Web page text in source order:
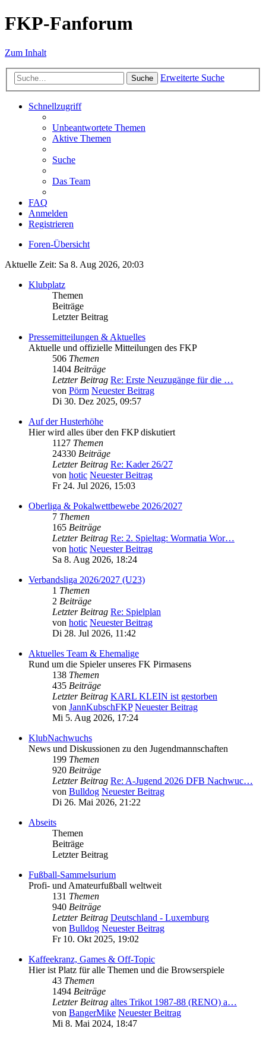
FKP-Fanforum
Zum Inhalt
Suche Erweiterte Suche
Schnellzugriff
Unbeantwortete Themen
Aktive Themen
Suche
Das Team
FAQ
Anmelden
Registrieren
Foren-Übersicht
Aktuelle Zeit: Sa 8. Aug 2026, 20:03
Klubplatz
Themen
Beiträge
Letzter Beitrag
Pressemitteilungen & Aktuelles
Aktuelle und offizielle Mitteilungen des FKP
506 Themen
1404 Beiträge
Letzter Beitrag Re: Erste Neuzugänge für die …
von Pörm Neuester Beitrag
Di 30. Dez 2025, 09:57
Auf der Husterhöhe
Hier wird alles über den FKP diskutiert
1127 Themen
24330 Beiträge
Letzter Beitrag Re: Kader 26/27
von hotic Neuester Beitrag
Fr 24. Jul 2026, 15:03
Oberliga & Pokalwettbewebe 2026/2027
7 Themen
165 Beiträge
Letzter Beitrag Re: 2. Spieltag: Wormatia Wor…
von hotic Neuester Beitrag
Sa 8. Aug 2026, 18:24
Verbandsliga 2026/2027 (U23)
1 Themen
2 Beiträge
Letzter Beitrag Re: Spielplan
von hotic Neuester Beitrag
Di 28. Jul 2026, 11:42
Aktuelles Team & Ehemalige
Rund um die Spieler unseres FK Pirmasens
138 Themen
435 Beiträge
Letzter Beitrag KARL KLEIN ist gestorben
von JannKubschFKP Neuester Beitrag
Mi 5. Aug 2026, 17:24
KlubNachwuchs
News und Diskussionen zu den Jugendmannschaften
199 Themen
920 Beiträge
Letzter Beitrag Re: A-Jugend 2026 DFB Nachwuc…
von Bulldog Neuester Beitrag
Di 26. Mai 2026, 21:22
Abseits
Themen
Beiträge
Letzter Beitrag
Fußball-Sammelsurium
Profi- und Amateurfußball weltweit
131 Themen
940 Beiträge
Letzter Beitrag Deutschland - Luxemburg
von Bulldog Neuester Beitrag
Fr 10. Okt 2025, 19:02
Kaffeekranz, Games & Off-Topic
Hier ist Platz für alle Themen und die Browserspiele
43 Themen
1494 Beiträge
Letzter Beitrag altes Trikot 1987-88 (RENO) a…
von BangerMike Neuester Beitrag
Mi 8. Mai 2024, 18:47